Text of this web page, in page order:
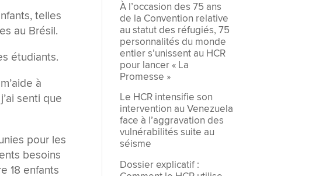
telles
au Brésil.
étudiants.
à
senti que
pour les
besoins
18 enfants
À l’occasion des 75 ans
de la Convention relative
au statut des réfugiés, 75
personnalités du monde
entier s’unissent au HCR
pour lancer « La
Promesse »
Le HCR intensifie son
intervention au Venezuela
face à l’aggravation des
vulnérabilités suite au
séisme
Dossier explicatif :